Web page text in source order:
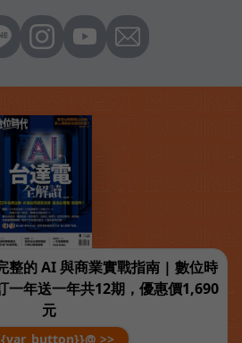
整的 AI 與商業實戰指南 | 數位時
一年送一年共12期，優惠價1,690
元
>>